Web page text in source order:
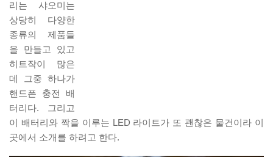
리는 샤오미는
상당히 다양한
종류의 제품들
을 만들고 있고
히트작이 많은
데 그중 하나가
핸드폰 충전 배
터리다. 그리고
이 배터리와 짝을 이루는 LED 라이트가 또 괜찮은 물건이라 이
곳에서 소개를 하려고 한다.